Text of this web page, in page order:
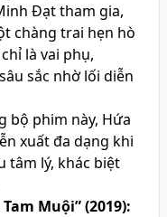
Đạt tham gia,
chàng trai hẹn hò
là vai phụ,
sắc nhờ lối diễn
bộ phim này, Hứa
xuất đa dạng khi
tâm lý, khác biệt
Muội” (2019):